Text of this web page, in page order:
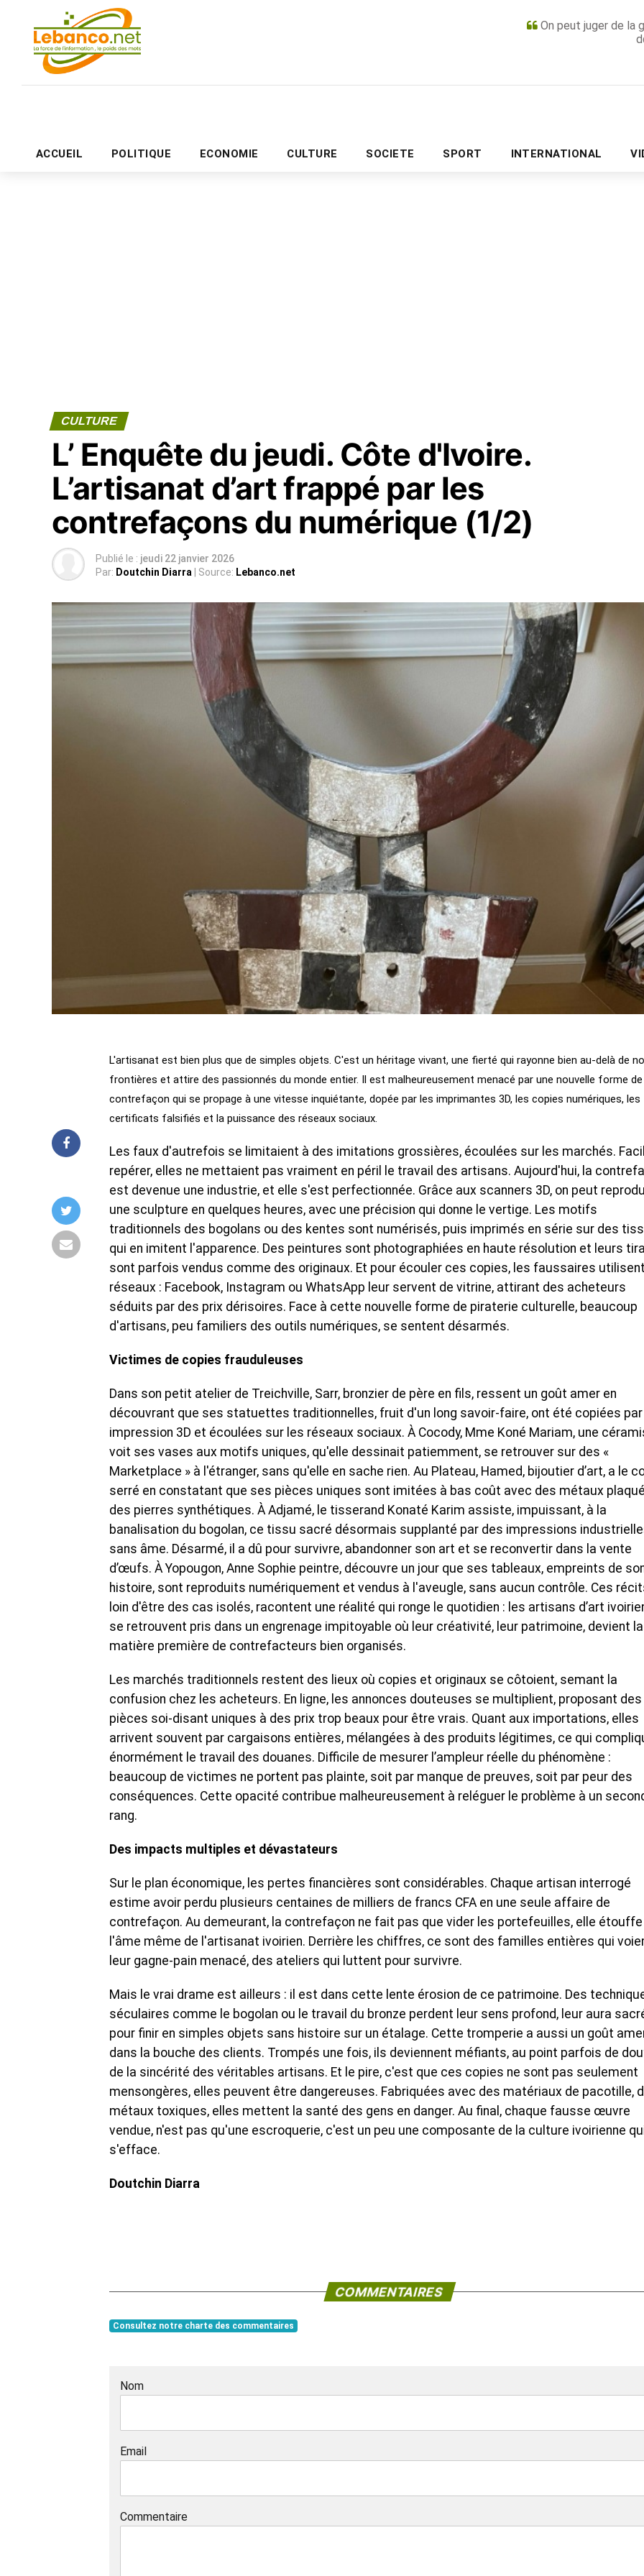
On peut juger de la
ACCUEIL POLITIQUE ECONOMIE CULTURE SOCIETE SPORT INTERNATIONAL
PUBLICITÉ
CULTURE
L’ Enquête du jeudi. Côte d'Ivoire.
L’artisanat d’art frappé par les
contrefaçons du numérique (1/2)
Publié le : jeudi 22 janvier 2026
Par: Doutchin Diarra | Source: Lebanco.net
L'artisanat est bien plus que de simples objets. C'est un héritage vivant, une fierté qui rayonne bien au-delà de
frontières et attire des passionnés du monde entier. Il est malheureusement menacé par une nouvelle forme de
contrefaçon qui se propage à une vitesse inquiétante, dopée par les imprimantes 3D, les copies numériques, les
certificats falsifiés et la puissance des réseaux sociaux.
Les faux d'autrefois se limitaient à des imitations grossières, écoulées sur les marchés.
repérer, elles ne mettaient pas vraiment en péril le travail des artisans. Aujourd'hui, la
est devenue une industrie, et elle s'est perfectionnée. Grâce aux scanners 3D, on peut
une sculpture en quelques heures, avec une précision qui donne le vertige. Les motifs
traditionnels des bogolans ou des kentes sont numérisés, puis imprimés en série sur des
qui en imitent l'apparence. Des peintures sont photographiées en haute résolution et leurs
sont parfois vendus comme des originaux. Et pour écouler ces copies, les faussaires
réseaux : Facebook, Instagram ou WhatsApp leur servent de vitrine, attirant des acheteurs
séduits par des prix dérisoires. Face à cette nouvelle forme de piraterie culturelle, beaucoup
d'artisans, peu familiers des outils numériques, se sentent désarmés.
Victimes de copies frauduleuses
Dans son petit atelier de Treichville, Sarr, bronzier de père en fils, ressent un goût amer en
découvrant que ses statuettes traditionnelles, fruit d'un long savoir-faire, ont été copiées par
impression 3D et écoulées sur les réseaux sociaux. À Cocody, Mme Koné Mariam, une
voit ses vases aux motifs uniques, qu'elle dessinait patiemment, se retrouver sur des «
Marketplace » à l'étranger, sans qu'elle en sache rien. Au Plateau, Hamed, bijoutier d’art, a le
serré en constatant que ses pièces uniques sont imitées à bas coût avec des métaux
des pierres synthétiques. À Adjamé, le tisserand Konaté Karim assiste, impuissant, à la
banalisation du bogolan, ce tissu sacré désormais supplanté par des impressions
sans âme. Désarmé, il a dû pour survivre, abandonner son art et se reconvertir dans la vente
d’œufs. À Yopougon, Anne Sophie peintre, découvre un jour que ses tableaux, empreints de
histoire, sont reproduits numériquement et vendus à l'aveugle, sans aucun contrôle. Ces
loin d'être des cas isolés, racontent une réalité qui ronge le quotidien : les artisans d’art
se retrouvent pris dans un engrenage impitoyable où leur créativité, leur patrimoine, devient la
matière première de contrefacteurs bien organisés.
Les marchés traditionnels restent des lieux où copies et originaux se côtoient, semant la
confusion chez les acheteurs. En ligne, les annonces douteuses se multiplient, proposant des
pièces soi-disant uniques à des prix trop beaux pour être vrais. Quant aux importations, elles
arrivent souvent par cargaisons entières, mélangées à des produits légitimes, ce qui
énormément le travail des douanes. Difficile de mesurer l’ampleur réelle du phénomène :
beaucoup de victimes ne portent pas plainte, soit par manque de preuves, soit par peur des
conséquences. Cette opacité contribue malheureusement à reléguer le problème à un
rang.
Des impacts multiples et dévastateurs
Sur le plan économique, les pertes financières sont considérables. Chaque artisan interrogé
estime avoir perdu plusieurs centaines de milliers de francs CFA en une seule affaire de
contrefaçon. Au demeurant, la contrefaçon ne fait pas que vider les portefeuilles, elle étouffe
l'âme même de l'artisanat ivoirien. Derrière les chiffres, ce sont des familles entières qui
leur gagne-pain menacé, des ateliers qui luttent pour survivre.
Mais le vrai drame est ailleurs : il est dans cette lente érosion de ce patrimoine. Des
séculaires comme le bogolan ou le travail du bronze perdent leur sens profond, leur aura
pour finir en simples objets sans histoire sur un étalage. Cette tromperie a aussi un goût
dans la bouche des clients. Trompés une fois, ils deviennent méfiants, au point parfois de
de la sincérité des véritables artisans. Et le pire, c'est que ces copies ne sont pas seulement
mensongères, elles peuvent être dangereuses. Fabriquées avec des matériaux de pacotille,
métaux toxiques, elles mettent la santé des gens en danger. Au final, chaque fausse œuvre
vendue, n'est pas qu'une escroquerie, c'est un peu une composante de la culture ivoirienne
s'efface.
Doutchin Diarra
COMMENTAIRES
Consultez notre charte des commentaires
Nom
Email
Commentaire